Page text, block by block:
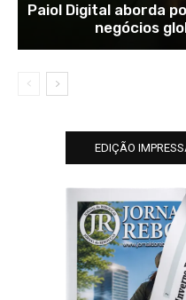
Paiol Digital aborda
negócios
EDIÇÃO